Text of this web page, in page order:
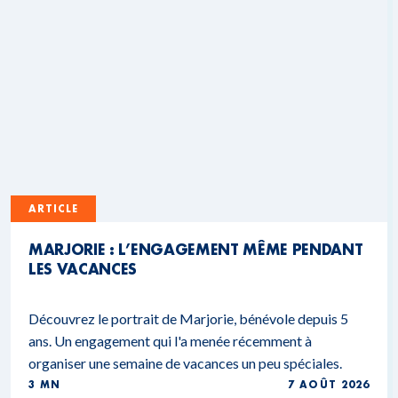
ARTICLE
MARJORIE : L’ENGAGEMENT MÊME PENDANT
LES VACANCES
Découvrez le portrait de Marjorie, bénévole depuis 5
ans. Un engagement qui l'a menée récemment à
organiser une semaine de vacances un peu spéciales.
3 MN 7 AOÛT 2026